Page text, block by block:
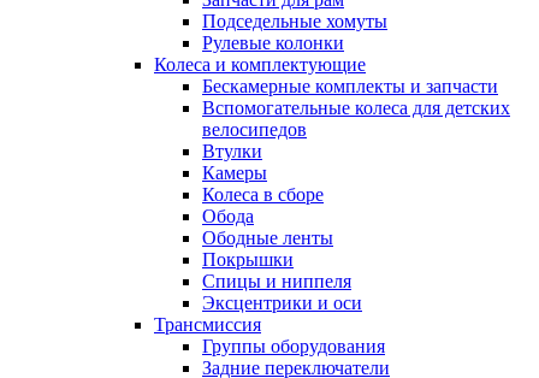
Подседельные хомуты
Рулевые колонки
Колеса и комплектующие
Бескамерные комплекты и запчасти
Вспомогательные колеса для детских
велосипедов
Втулки
Камеры
Колеса в сборе
Обода
Ободные ленты
Покрышки
Спицы и ниппеля
Эксцентрики и оси
Трансмиссия
Группы оборудования
Задние переключатели